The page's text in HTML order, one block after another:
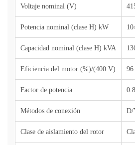
Voltaje nominal (V)
Potencia nominal (clase H) kW
Capacidad nominal (clase H) kVA
Eficiencia del motor (%)/(400 V)
Factor de potencia 0.8
Métodos de conexión D/
Clase de aislamiento del rotor